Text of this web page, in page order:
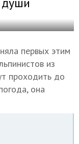
первых этим
из
проходить до
она